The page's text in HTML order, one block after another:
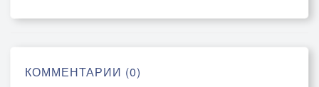
КОММЕНТАРИИ (0)